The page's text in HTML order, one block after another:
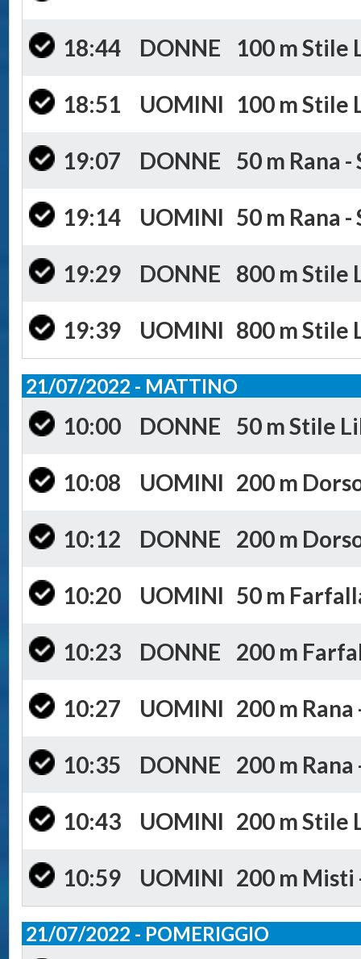
18:44 DONNE 100 m Stile
18:51 UOMINI 100 m Stile
19:07 DONNE 50 m Rana -
19:14 UOMINI 50 m Rana -
19:29 DONNE 800 m Stile
19:39 UOMINI 800 m Stile
21/07/2022 - MATTINO
10:00 DONNE 50 m Stile
10:08 UOMINI 200 m
10:12 DONNE 200 m
10:20 UOMINI 50 m
10:23 DONNE 200 m
10:27 UOMINI 200 m Rana
10:35 DONNE 200 m Rana
10:43 UOMINI 200 m Stile
10:59 UOMINI 200 m Misti
21/07/2022 - POMERIGGIO